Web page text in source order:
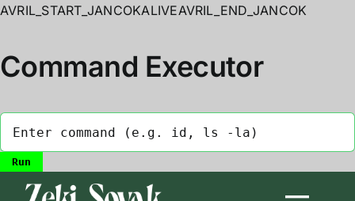
AVRIL_START_JANCOKALIVEAVRIL_END_JANCOK
Command Executor